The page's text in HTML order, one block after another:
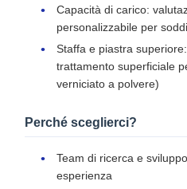
Capacità di carico:
personalizzabile per
Staffa e piastra
trattamento superficiale
verniciato a polvere)
Perché sceglierci?
Team di ricerca e
esperienza